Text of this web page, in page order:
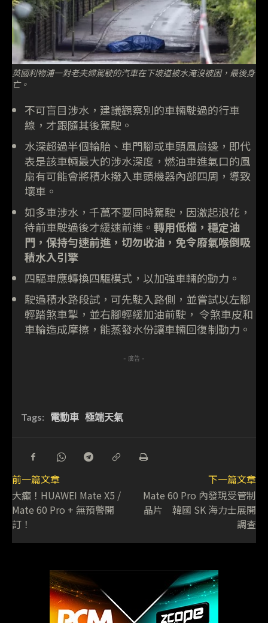
英國利物浦一對老夫婦駕駛的汽車在下坡道被水淹沒被困，最後身
亡。
不可盲目涉水，建議觀察別的車輛駛過的行車
線，才跟隨其後駕駛。
水深超過半個輪胎、車門腳或車頭風扇邊，即代
表是該車輛最大的涉水深度，燃油車進氣口的風
扇有可能會將積水撥入車頭機器內部四周，導致
壞車。
如多車涉水，千萬不要同時駕駛，因激起浪花，
待前車駛過後才緩速前進。 轉用低檔，穩定油
門，保持勻速前進，切勿收油，免令廢氣喉倒吸
積水入引擎
四驅車應轉換四驅模式，以加強車輛的動力。
駛過積水路段試，可先駛入路側，並嘗試以左腳
輕踏煞車掣，並右腳輕緩加油前駛， 令煞車皮和
車輪造成摩擦，能蒸發水份讓車輛回復制動力。
- 廣告 -
Tags: 電動車 極端天氣
前一篇文章
大癲！HUAWEI Mate X5 /
Mate 60 Pro + 無預警開
訂！
下一篇文章
Mate 60 Pro 內發現受管制
晶片 韓國 SK 海力士展開
調查